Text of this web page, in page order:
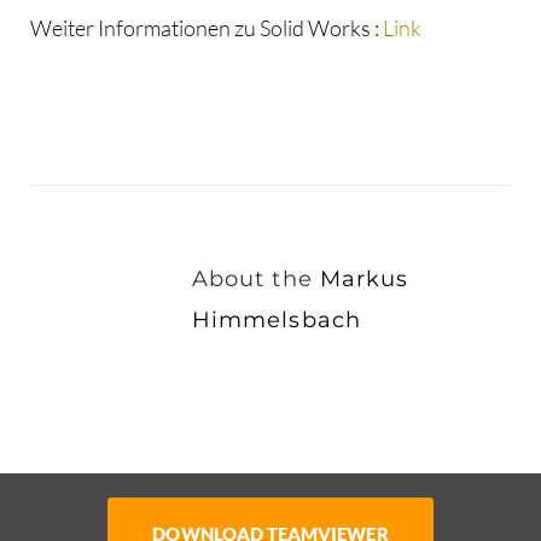
Weiter Informationen zu Solid Works : Link
About the Markus
Himmelsbach